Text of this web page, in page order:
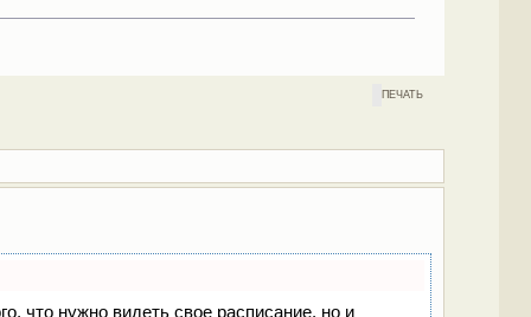
ПЕЧАТЬ
что нужно видеть свое расписание, но и